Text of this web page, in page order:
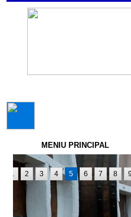
MENIU PRINCIPAL
1 2 3 4 5 6 7 8